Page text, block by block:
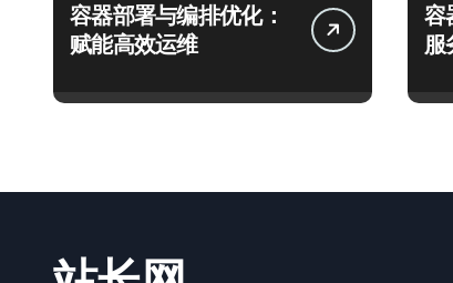
容器部署与编排优化：
赋能高效运维
容
服